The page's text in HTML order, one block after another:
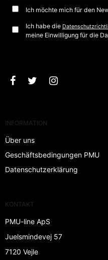
Ich möchte mich für den
Ich habe die
meine Einwilligung für die
INFORMATION
Über uns
Geschäftsbedingungen PMU
Datenschutzerklärung
KONTAKT
PMU-line ApS
Juelsmindevej 57
7120 Vejle